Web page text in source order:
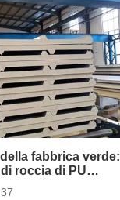
fabbrica verde:
roccia di PU
gradi